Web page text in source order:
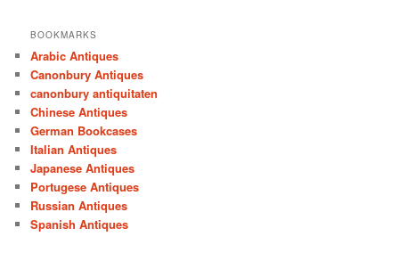
BOOKMARKS
Arabic Antiques
Canonbury Antiques
canonbury antiquitaten
Chinese Antiques
German Bookcases
Italian Antiques
Japanese Antiques
Portugese Antiques
Russian Antiques
Spanish Antiques